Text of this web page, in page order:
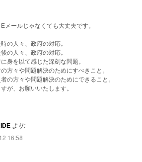
メールじゃなくても大丈夫です。
の人々、政府の対応。
の人々、政府の対応。
身を以て感じた深刻な問題。
方々や問題解決のためにすべきこと。
の方々や問題解決のためにできること。
が、お願いいたします。
より:
16:58